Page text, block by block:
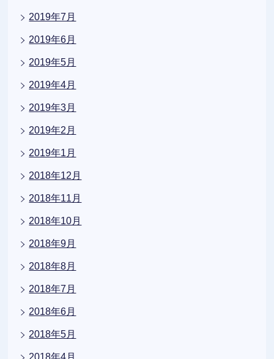
2019年7月
2019年6月
2019年5月
2019年4月
2019年3月
2019年2月
2019年1月
2018年12月
2018年11月
2018年10月
2018年9月
2018年8月
2018年7月
2018年6月
2018年5月
2018年4月